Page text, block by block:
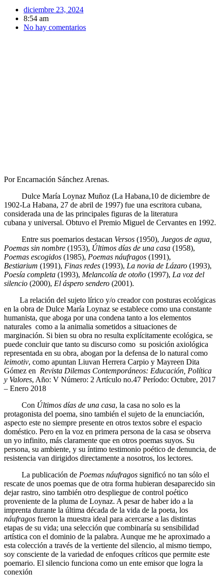
diciembre 23, 2024
8:54 am
No hay comentarios
Por Encarnación Sánchez Arenas.
Dulce María Loynaz Muñoz (La Habana,10 de diciembre de
1902-La Habana, 27 de abril de 1997) fue una escritora cubana,
considerada una de las principales figuras de la literatura
cubana y universal. Obtuvo el Premio Miguel de Cervantes en 1992.
Entre sus poemarios destacan Versos (1950), Juegos de agua,
Poemas sin nombre (1953), Últimos días de una casa (1958),
Poemas escogidos (1985), Poemas náufragos (1991),
Bestiarium (1991), Finas redes (1993), La novia de Lázaro (1993),
Poesía completa (1993), Melancolía de otoño (1997), La voz del
silencio (2000), El áspero sendero (2001).
La relación del sujeto lírico y/o creador con posturas ecológicas
en la obra de Dulce María Loynaz se establece como una constante
humanista, que aboga por una condena tanto a los elementos
naturales como a la animalia sometidos a situaciones de
marginación. Si bien su obra no resulta explícitamente ecológica, se
puede concluir que tanto su discurso como su posición axiológica
representada en su obra, abogan por la defensa de lo natural como
leimotiv, como apuntan Liuvan Herrera Carpio y Mayreen Dita
Gómez en Revista Dilemas Contemporáneos: Educación, Política
y Valores, Año: V Número: 2 Artículo no.47 Período: Octubre, 2017
– Enero 2018
Con Últimos días de una casa, la casa no solo es la
protagonista del poema, sino también el sujeto de la enunciación,
aspecto este no siempre presente en otros textos sobre el espacio
doméstico. Pero en la voz en primera persona de la casa se observa
un yo infinito, más claramente que en otros poemas suyos. Su
persona, su ambiente, y su íntimo testimonio poético de denuncia, de
resistencia van dirigidos directamente a nosotros, los lectores.
La publicación de Poemas náufragos significó no tan sólo el
rescate de unos poemas que de otra forma hubieran desaparecido sin
dejar rastro, sino también otro despliegue de control poético
proveniente de la pluma de Loynaz. A pesar de haber ido a la
imprenta durante la última década de la vida de la poeta, los
náufragos fueron la muestra ideal para acercarse a las distintas
etapas de su vida; una selección que combinaría su sensibilidad
artística con el dominio de la palabra. Aunque me he aproximado a
esta colección a través de la vertiente del silencio, al mismo tiempo,
soy consciente de la variedad de enfoques críticos que permite este
poemario. El silencio funciona como un ente emisor que logra la
conexión